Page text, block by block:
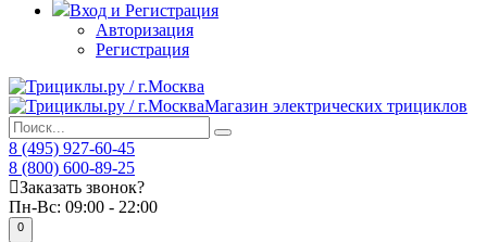
Вход и Регистрация
Авторизация
Регистрация
Магазин электрических трициклов
8 (495) 927-60-45
8 (800) 600-89-25
Заказать звонок?
Пн-Вс: 09:00 - 22:00
0